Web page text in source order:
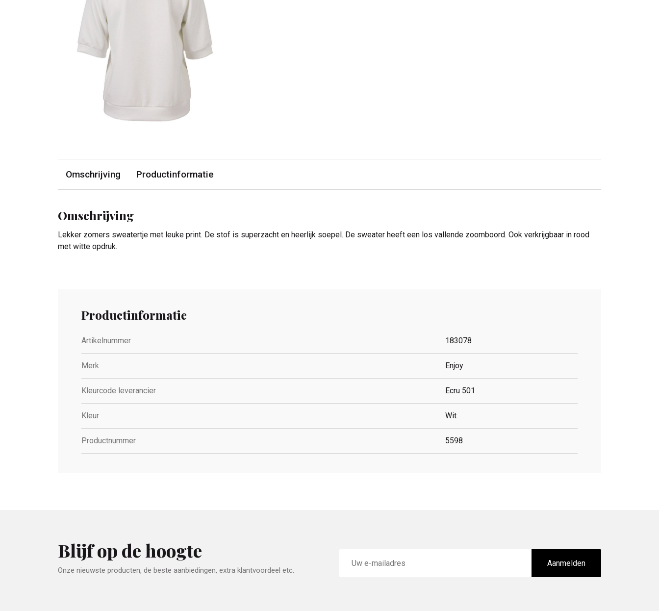
Omschrijving Productinformatie
Omschrijving
Lekker zomers sweatertje met leuke print. De stof is superzacht en heerlijk soepel. De sweater heeft een los vallende zoomboord. Ook verkrijgbaar in rood
met witte opdruk.
Productinformatie
Artikelnummer 183078
Merk Enjoy
Kleurcode leverancier Ecru 501
Kleur Wit
Productnummer 5598
Blijf op de hoogte
Onze nieuwste producten, de beste aanbiedingen, extra klantvoordeel etc.
mailadres
Aanmelden